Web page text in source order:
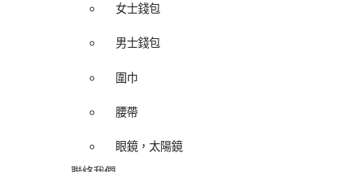
女士錢包
男士錢包
圍巾
腰帶
眼鏡，太陽鏡